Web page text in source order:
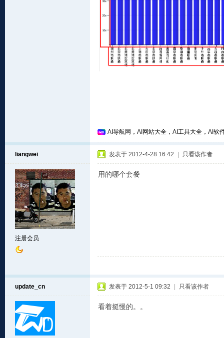
AI导航网，AI网站大全，AI工具大全，AI软
liangwei
注册会员
发表于 2012-4-28 16:42 只看该作者
用的哪个套餐
update_cn 发表于 2012-5-1 09:32 只看该作者
看着挺慢的。。